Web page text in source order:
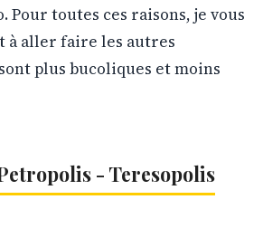
Pour toutes ces raisons, je vous
à aller faire les autres
plus bucoliques et moins
- Teresopolis